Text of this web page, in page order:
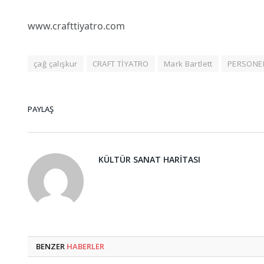
www.crafttiyatro.com
çağ çalışkur CRAFT TİYATRO Mark Bartlett
PAYLAŞ
KÜLTÜR SANAT HARITASI
BENZER HABERLER